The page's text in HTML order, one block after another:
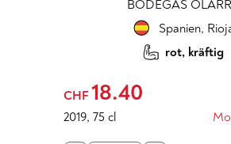
BODEGAS
Spanien,
rot, kräftig
CHF 18.40
2019, 75 cl